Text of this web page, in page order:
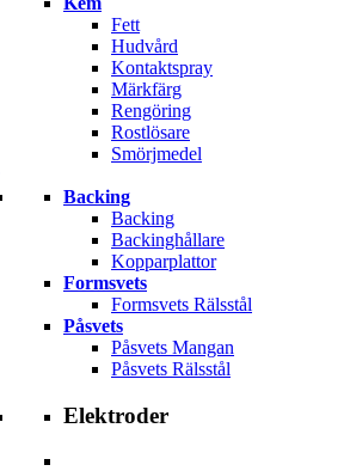
Fett
Hudvård
Kontaktspray
Märkfärg
Rengöring
Rostlösare
Smörjmedel
Backing
Backing
Backinghållare
Kopparplattor
Formsvets
Formsvets Rälsstål
Påsvets
Påsvets Mangan
Påsvets Rälsstål
Elektroder